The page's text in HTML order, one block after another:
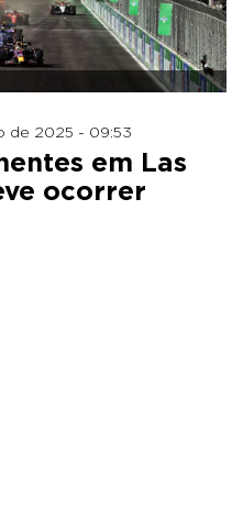
de 2025 - 09:53
em Las
ocorrer